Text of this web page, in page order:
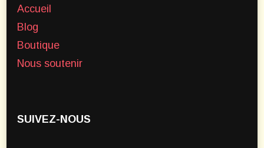
Accueil
Blog
Boutique
Nous soutenir
SUIVEZ-NOUS